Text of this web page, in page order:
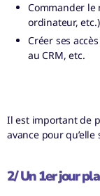
Commander le
ordinateur, etc.)
Créer ses
au CRM, etc.
Il est important de
avance pour
2/ Un 1er jour